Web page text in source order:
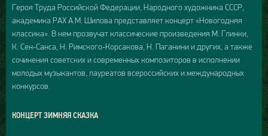
Героя Труда Российской Федерации, Народного художника СССР,
академика РАХ А.М. Шилова представляет концерт «Новогодняя
классика». В нем прозвучат классические произведения М. Глинки,
К. Сен-Санса, Н. Римского-Корсакова, Н. Паганини и других, а также
сочинения советских и современных композиторов в исполнении
молодых музыкантов, лауреатов всероссийских и международных
конкурсов.
КОНЦЕРТ ЗИМНЯЯ СКАЗКА